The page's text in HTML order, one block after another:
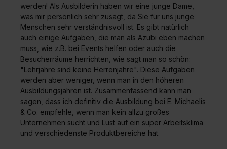
werden! Als Ausbilderin haben wir eine junge Dame,
was mir persönlich sehr zusagt, da Sie für uns junge
Menschen sehr verständnisvoll ist. Es gibt natürlich
auch einige Aufgaben, die man als Azubi eben machen
muss, wie z.B. bei Events helfen oder auch die
Besucherräume herrichten, wie sagt man so schön:
"Lehrjahre sind keine Herrenjahre". Diese Aufgaben
werden aber weniger, wenn man in den höheren
Ausbildungsjahren ist. Zusammenfassend kann man
sagen, dass ich definitiv die Ausbildung bei E. Michaelis
& Co. empfehle, wenn man kein allzu großes
Unternehmen sucht und Lust auf ein super Arbeitsklima
und verschiedenste Produktbereiche hat.